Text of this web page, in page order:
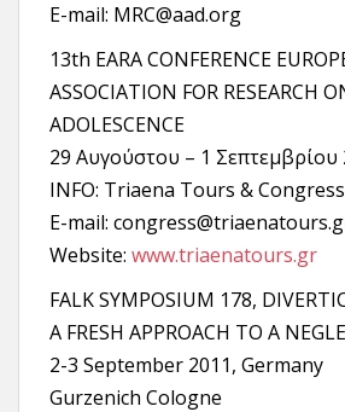
E-mail: MRC@aad.org
13th EARA CONFERENCE
ASSOCIATION FOR RESEARCH
ADOLESCENCE
29 Αυγούστου – 1 Σεπτεμβρίου
INFO: Triaena Tours &
E-mail:
Website: www.triaenatours.gr
FALK SYMPOSIUM 178,
A FRESH APPROACH TO A
2-3 September 2011, Germany
Gurzenich Cologne